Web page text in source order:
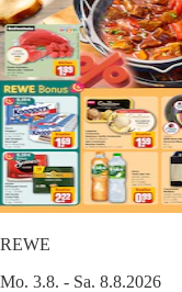
REWE
Mo. 3.8. - Sa. 8.8.2026